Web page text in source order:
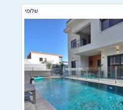
שלומי